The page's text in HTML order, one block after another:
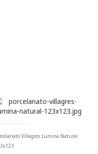
Villagres Lumina Natural